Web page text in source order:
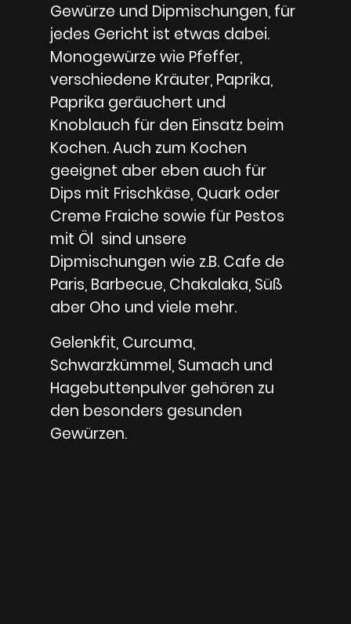
Gewürze und Dipmischungen, für
jedes Gericht ist etwas dabei.
Monogewürze wie Pfeffer,
verschiedene Kräuter, Paprika,
Paprika geräuchert und
Knoblauch für den Einsatz beim
Kochen. Auch zum Kochen
geeignet aber eben auch für
Dips mit Frischkäse, Quark oder
Creme Fraiche sowie für Pestos
mit Öl sind unsere
Dipmischungen wie z.B. Cafe de
Paris, Barbecue, Chakalaka, Süß
aber Oho und viele mehr.
Gelenkfit, Curcuma,
Schwarzkümmel, Sumach und
Hagebuttenpulver gehören zu
den besonders gesunden
Gewürzen.